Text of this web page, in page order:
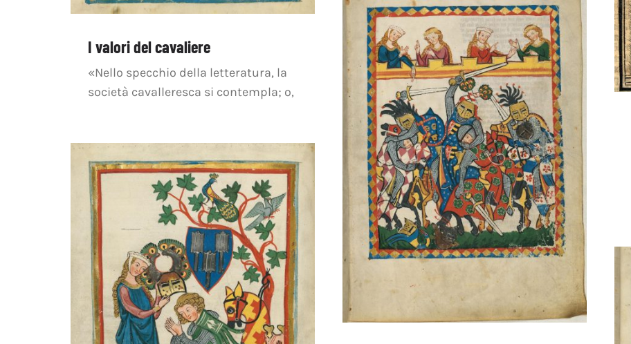
I valori del cavaliere
«Nello specchio della letteratura, la
società cavalleresca si contempla; o,